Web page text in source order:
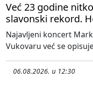
Već 23 godine
slavonski rekord.
Najavljeni koncert
Vukovaru već se
06.08.2026. u 12:30